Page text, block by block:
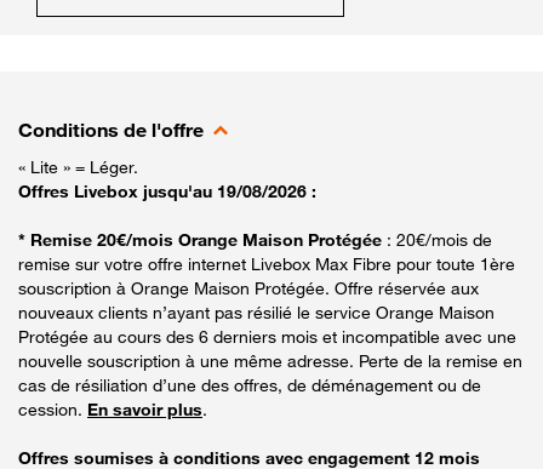
Conditions de l'offre
« Lite » = Léger.
Offres Livebox jusqu'au 19/08/2026 :
* Remise 20€/mois Orange Maison Protégée : 20€/mois de
remise sur votre offre internet Livebox Max Fibre pour toute 1ère
souscription à Orange Maison Protégée. Offre réservée aux
nouveaux clients n’ayant pas résilié le service Orange Maison
Protégée au cours des 6 derniers mois et incompatible avec une
nouvelle souscription à une même adresse. Perte de la remise en
cas de résiliation d’une des offres, de déménagement ou de
cession. En savoir plus.
Offres soumises à conditions avec engagement 12 mois